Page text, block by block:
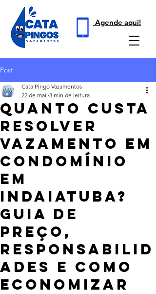
Agende aqui!
Post
Quanto Custa
Resolver
Vazamento em
Condomínio
em
Indaiatuba?
Guia de
Preço,
Responsabilid
ades e Como
Economizar
Cata Pingo Vazamentos
22 de mai. 3 min de leitura